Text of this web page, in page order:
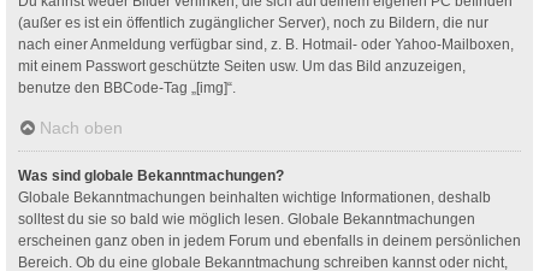
(außer es ist ein öffentlich zugänglicher Server), noch zu Bildern, die nur
nach einer Anmeldung verfügbar sind, z. B. Hotmail- oder Yahoo-Mailboxen,
mit einem Passwort geschützte Seiten usw. Um das Bild anzuzeigen,
benutze den BBCode-Tag „[img]“.
Nach oben
Was sind globale Bekanntmachungen?
Globale Bekanntmachungen beinhalten wichtige Informationen, deshalb
solltest du sie so bald wie möglich lesen. Globale Bekanntmachungen
erscheinen ganz oben in jedem Forum und ebenfalls in deinem persönlichen
Bereich. Ob du eine globale Bekanntmachung schreiben kannst oder nicht,